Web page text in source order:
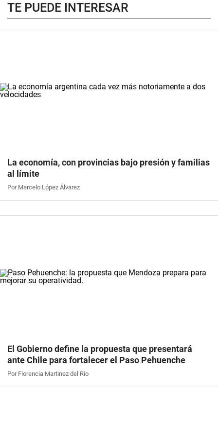
TE PUEDE INTERESAR
La economía, con provincias bajo presión y familias
al límite
Por Marcelo López Álvarez
El Gobierno define la propuesta que presentará
ante Chile para fortalecer el Paso Pehuenche
Por Florencia Martinez del Rio